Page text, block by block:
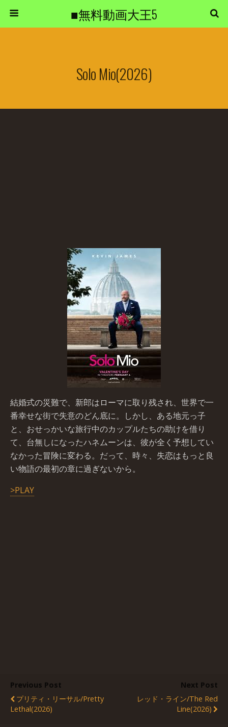
■無料動画大王5
Solo Mio(2026)
結婚式の災難で、新郎はローマに取り残され、世界で一
番幸せな街で失意のどん底に。しかし、ある地元っ子
と、おせっかいな旅行中のカップルたちの助けを借り
て、台無しになったハネムーンは、彼が全く予想してい
なかった冒険に変わる。だって、時々、失恋はもっと良
い物語の最初の章に過ぎないから。
>PLAY
Previous Post
プリティ・リーサル/Pretty
Lethal(2026)
Next Post
レッド・ライン/The Red
Line(2026)